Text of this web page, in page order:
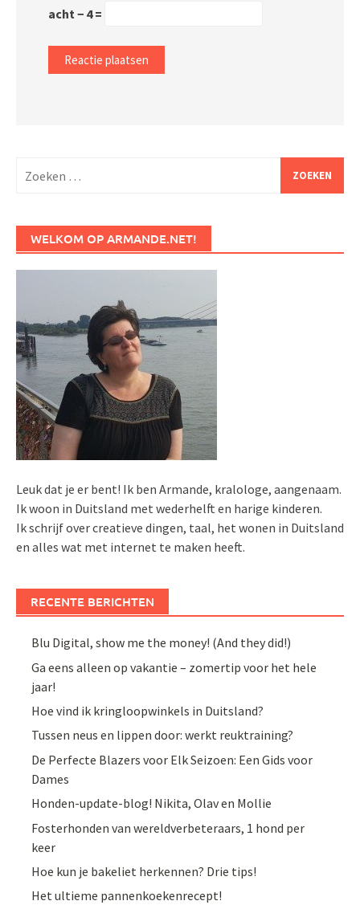
acht − 4 =
naar:
WELKOM OP ARMANDE.NET!
Leuk dat je er bent! Ik ben Armande, kralologe, aangenaam.
Ik woon in Duitsland met wederhelft en harige kinderen.
Ik schrijf over creatieve dingen, taal, het wonen in Duitsland
en alles wat met internet te maken heeft.
RECENTE BERICHTEN
Blu Digital, show me the money! (And they did!)
Ga eens alleen op vakantie – zomertip voor het hele
jaar!
Hoe vind ik kringloopwinkels in Duitsland?
Tussen neus en lippen door: werkt reuktraining?
De Perfecte Blazers voor Elk Seizoen: Een Gids voor
Dames
Honden-update-blog! Nikita, Olav en Mollie
Fosterhonden van wereldverbeteraars, 1 hond per
keer
Hoe kun je bakeliet herkennen? Drie tips!
Het ultieme pannenkoekenrecept!